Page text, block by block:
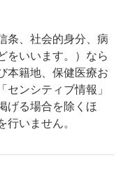
条、社会的身分、病
をいいます。）なら
本籍地、保健医療お
ンシティブ情報」
げる場合を除くほ
いません。